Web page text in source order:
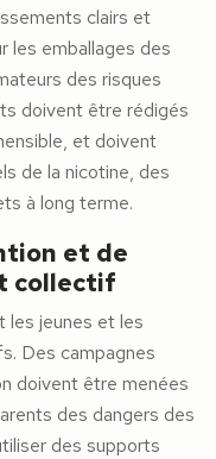
clairs et
les emballages des
des risques
doivent être rédigés
et doivent
de la nicotine, des
à long terme.
et de
collectif
les jeunes et les
Des campagnes
doivent être menées
des dangers des
des supports